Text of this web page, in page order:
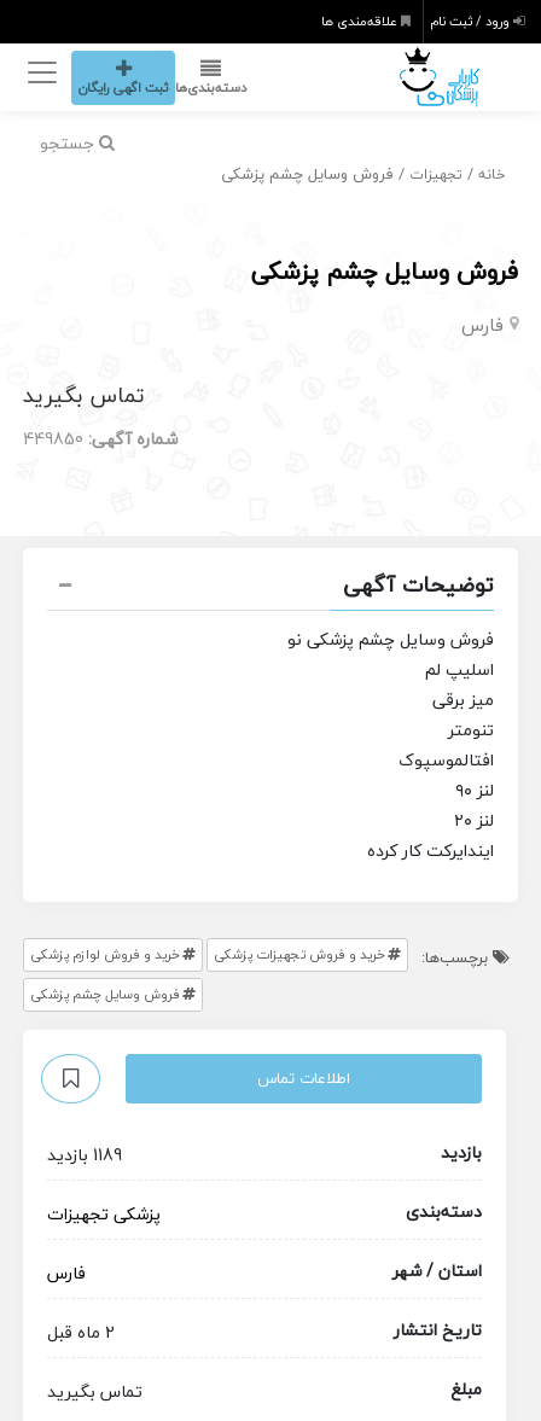
ورود / ثبت نام علاقه‌مندی ها
دسته‌بندی‌ها ثبت اگهی رایگان
جستجو
خانه / تجهیزات / فروش وسایل چشم پزشکی
فروش وسایل چشم پزشکی
فارس
تماس بگیرید
شماره آگهی: 449850
توضیحات آگهی
فروش وسایل چشم پزشکی نو
اسلیپ لم
میز برقی
تنومتر
افتالموسپوک
لنز ۹۰
لنز ۲۰
ایندایرکت کار کرده
برچسب‌ها: خرید و فروش تجهیزات پزشکی
خرید و فروش لوازم پزشکی
فروش وسایل چشم پزشکی
اطلاعات تماس
بازدید
1189 بازدید
دسته‌بندی
پزشکی تجهیزات
استان / شهر
فارس
تاریخ انتشار
2 ماه قبل
مبلغ
تماس بگیرید